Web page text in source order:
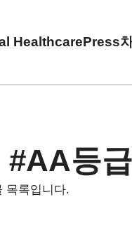
HealthcarePress
#AA등급
목록입니다.